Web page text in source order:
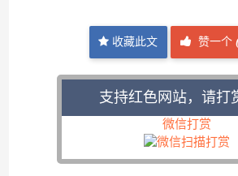
收藏此文 赞一个
支持红色网站，请打
微信打赏